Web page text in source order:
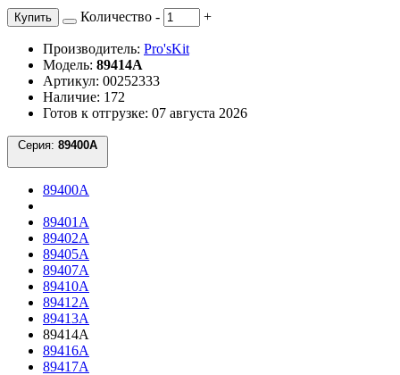
Купить Количество - +
Производитель: Pro'sKit
Модель: 89414A
Артикул: 00252333
Наличие: 172
Готов к отгрузке: 07 августа 2026
Серия:
89400A
89401A
89402A
89405A
89407A
89410A
89412A
89413A
89414A
89416A
89417A